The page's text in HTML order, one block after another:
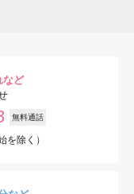
など
無料通話
を除く）